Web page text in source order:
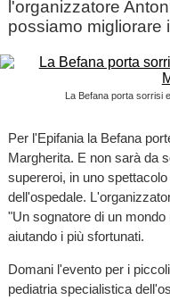
l'organizzatore
possiamo migliorare
La Befana porta sorrisi
Per l'Epifania la Befana
Margherita. E non sarà da
supereroi, in uno
dell'ospedale.
"Un sognatore di un
aiutando i più sfortunati.
Domani l'evento per i
pediatria specialistica